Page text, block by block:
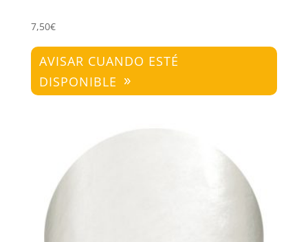
7,50€
AVISAR CUANDO ESTÉ
DISPONIBLE